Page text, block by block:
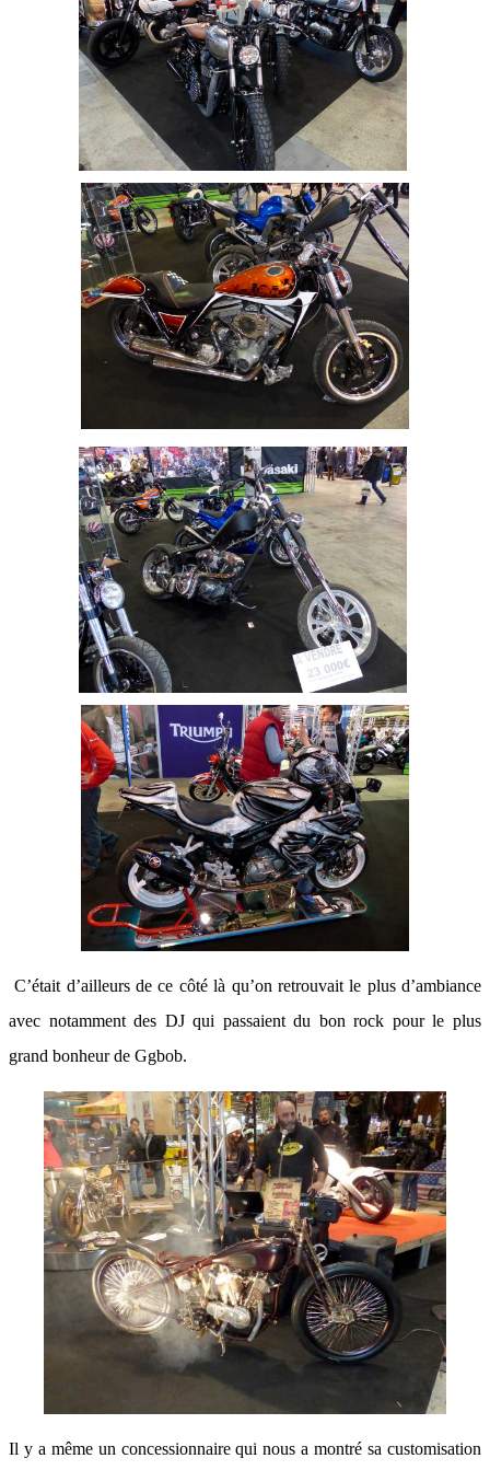
C’était d’ailleurs de ce côté là qu’on retrouvait le plus d’ambiance
avec notamment des DJ qui passaient du bon rock pour le plus
grand bonheur de Ggbob.
Il y a même un concessionnaire qui nous a montré sa customisation